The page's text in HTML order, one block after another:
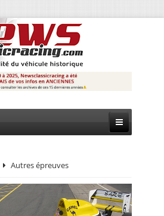
Autres épreuves